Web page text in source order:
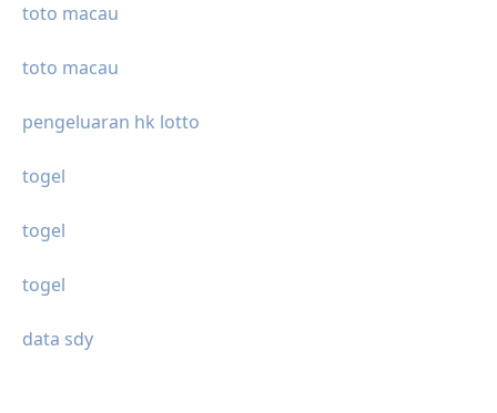
toto macau
toto macau
pengeluaran hk lotto
togel
togel
togel
data sdy